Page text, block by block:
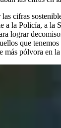
cifras
a la Policía, a la
lograr
que
más pólvora en